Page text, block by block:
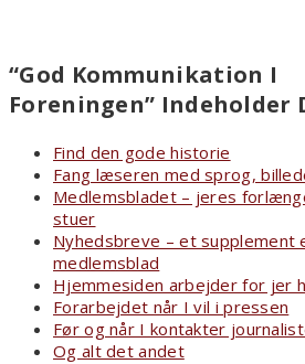
“God Kommunikation I
Foreningen” Indeholder
Find den gode historie
Fang læseren med sprog,
Medlemsbladet – jeres
stuer
Nyhedsbreve – et supplement
medlemsblad
Hjemmesiden arbejder for jer
Forarbejdet når I vil i pressen
Før og når I kontakter
Og alt det andet